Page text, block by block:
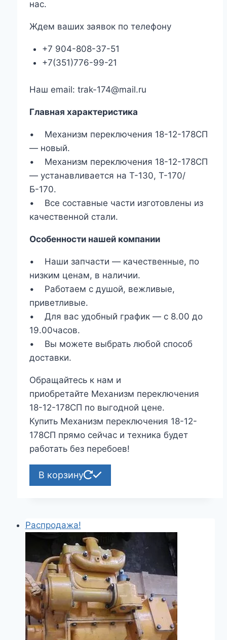
нас.
Ждем ваших заявок по телефону
+7 904-808-37-51
+7(351)776-99-21
Наш email: trak-174@mail.ru
Главная характеристика
• Механизм переключения 18-12-178СП
— новый.
• Механизм переключения 18-12-178СП
— устанавливается на Т-130, Т-170/
Б-170.
• Все составные части изготовлены из
качественной стали.
Особенности нашей компании
• Наши запчасти — качественные, по
низким ценам, в наличии.
• Работаем с душой, вежливые,
приветливые.
• Для вас удобный график — с 8.00 до
19.00часов.
• Вы можете выбрать любой способ
доставки.
Обращайтесь к нам и
приобретайте Механизм переключения
18-12-178СП по выгодной цене.
Купить Механизм переключения 18-12-
178СП прямо сейчас и техника будет
работать без перебоев!
В корзину
Распродажа!